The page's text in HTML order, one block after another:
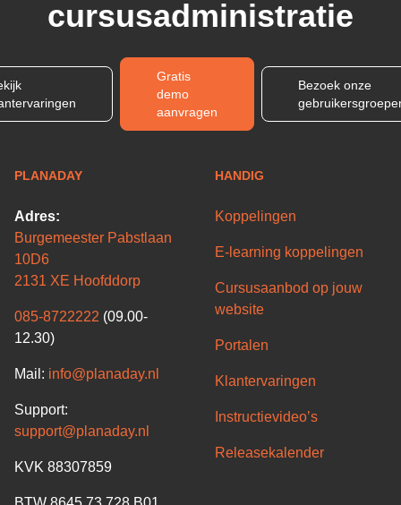
cursusadministratie
Gratis
demo
aanvragen
Bezoek onze
PLANADAY
Adres:
Burgemeester Pabstlaan
10D6
2131 XE Hoofddorp
085-8722222 (09.00-
12.30)
Mail: info@planaday.nl
Support:
support@planaday.nl
KVK 88307859
HANDIG
Koppelingen
E-learning koppelingen
Cursusaanbod op jouw
website
Portalen
Klantervaringen
Instructievideo’s
Releasekalender